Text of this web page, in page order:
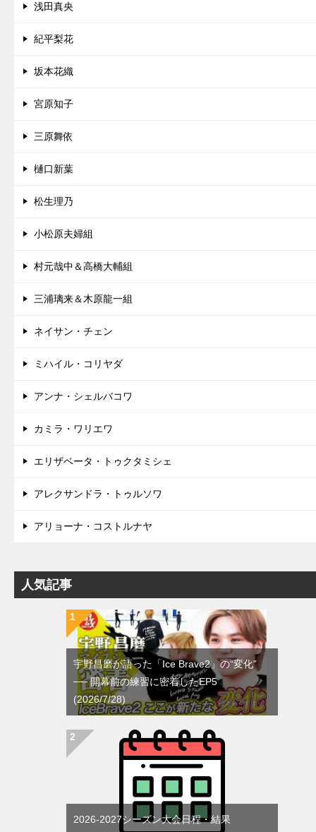
浅田真央
紀平梨花
坂本花織
宮原知子
三原舞依
樋口新葉
松生理乃
小松原夫婦組
村元哉中＆高橋大輔組
三浦璃来＆木原龍一組
ネイサン・チェン
ミハイル・コリヤダ
アンナ・シェルバコワ
カミラ・ワリエワ
エリザベータ・トゥクタミシェ
アレクサンドラ・トゥルソワ
アリョーナ・コストルナヤ
人気記事
宇野昌磨が語った「Ice Brave2」の“変化”
── 開幕前の練習に密着したEP5
(2026/7/28)
2026-2027シーズン大会日程・結果